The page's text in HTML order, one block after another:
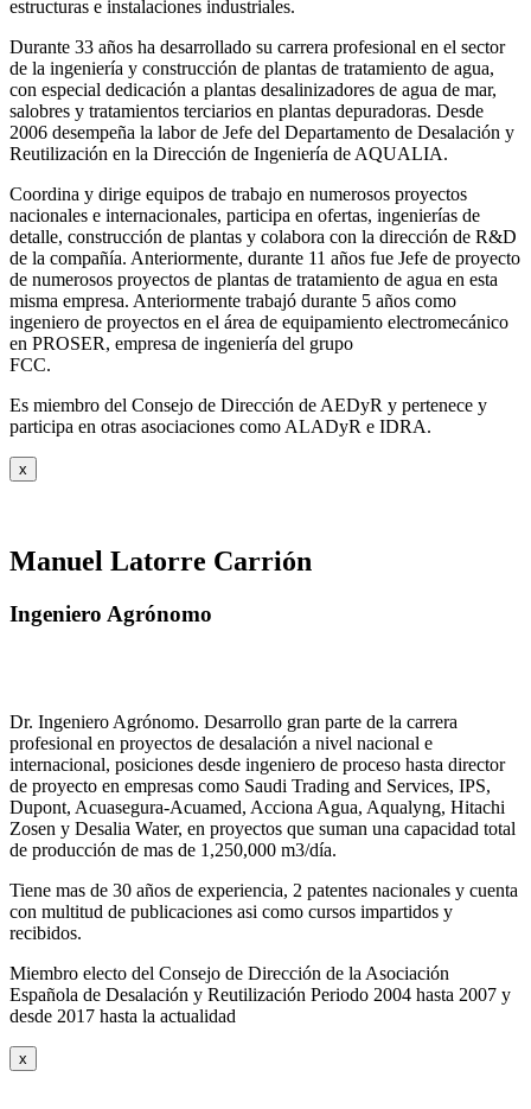
estructuras e instalaciones industriales.
Durante 33 años ha desarrollado su carrera profesional en el sector
de la ingeniería y construcción de plantas de tratamiento de agua,
con especial dedicación a plantas desalinizadores de agua de mar,
salobres y tratamientos terciarios en plantas depuradoras. Desde
2006 desempeña la labor de Jefe del Departamento de Desalación y
Reutilización en la Dirección de Ingeniería de AQUALIA.
Coordina y dirige equipos de trabajo en numerosos proyectos
nacionales e internacionales, participa en ofertas, ingenierías de
detalle, construcción de plantas y colabora con la dirección de R&D
de la compañía. Anteriormente, durante 11 años fue Jefe de proyecto
de numerosos proyectos de plantas de tratamiento de agua en esta
misma empresa. Anteriormente trabajó durante 5 años como
ingeniero de proyectos en el área de equipamiento electromecánico
en PROSER, empresa de ingeniería del grupo
FCC.
Es miembro del Consejo de Dirección de AEDyR y pertenece y
participa en otras asociaciones como ALADyR e IDRA.
x
Manuel Latorre Carrión
Ingeniero Agrónomo
Dr. Ingeniero Agrónomo. Desarrollo gran parte de la carrera
profesional en proyectos de desalación a nivel nacional e
internacional, posiciones desde ingeniero de proceso hasta director
de proyecto en empresas como Saudi Trading and Services, IPS,
Dupont, Acuasegura-Acuamed, Acciona Agua, Aqualyng, Hitachi
Zosen y Desalia Water, en proyectos que suman una capacidad total
de producción de mas de 1,250,000 m3/día.
Tiene mas de 30 años de experiencia, 2 patentes nacionales y cuenta
con multitud de publicaciones asi como cursos impartidos y
recibidos.
Miembro electo del Consejo de Dirección de la Asociación
Española de Desalación y Reutilización Periodo 2004 hasta 2007 y
desde 2017 hasta la actualidad
x